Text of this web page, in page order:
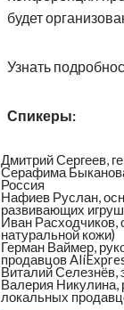
будет
Узнать
Спикеры:
Дмитрий Сергеев,
Серафима
Россия
Нафиев Руслан,
развивающих
Иван Расходчиков,
натуральной кожи)
Герман Ваймер,
продавцов
Виталий Селезнёв,
Валерия Никулина,
локальных